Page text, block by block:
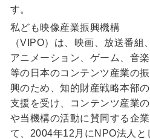
す。
私ども映像産業振興機構
（VIPO）は、映画、放送番組、
アニメーション、ゲーム、音楽
等の日本のコンテンツ産業の振
興のため、知的財産戦略本部の
支援を受け、コンテンツ産業
や当機構の活動に賛同する企
て、2004年12月にNPO法人と